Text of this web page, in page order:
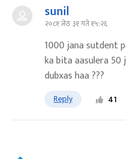
sunil
२०८१ जेठ ३१ गते १५:२६
1000 jana sutdent
ka bita aasulera 50
dubxas haa ???
Reply 41